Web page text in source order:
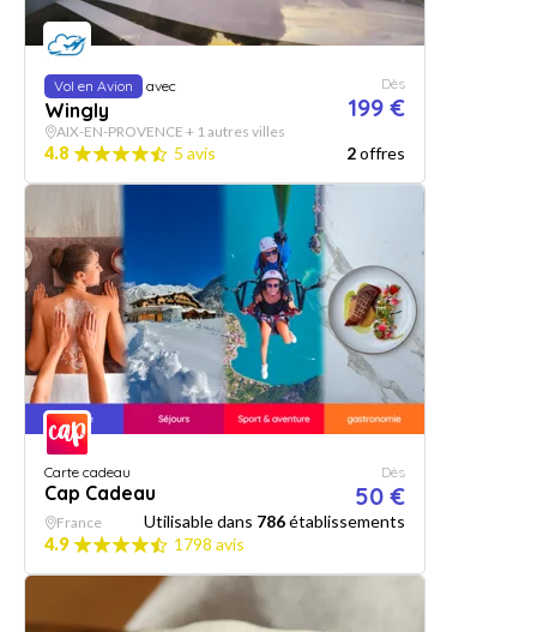
Vol en Avion avec
Wingly
Dès
199 €
AIX-EN-PROVENCE + 1 autres villes
4.8 5 avis 2offres
Carte cadeau
Cap Cadeau
Dès
50 €
France Utilisable dans 786établissements
4.9
1798 avis